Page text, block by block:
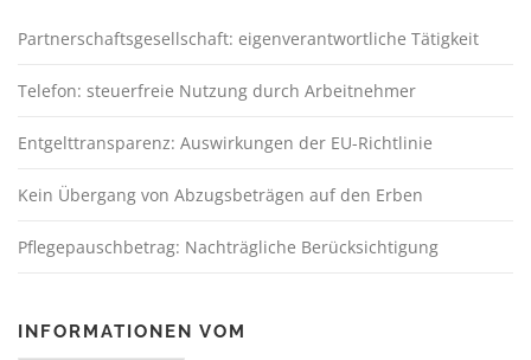
Partnerschaftsgesellschaft: eigenverantwortliche Tätigkeit
Telefon: steuerfreie Nutzung durch Arbeitnehmer
Entgelttransparenz: Auswirkungen der EU-Richtlinie
Kein Übergang von Abzugsbeträgen auf den Erben
Pflegepauschbetrag: Nachträgliche Berücksichtigung
INFORMATIONEN VOM